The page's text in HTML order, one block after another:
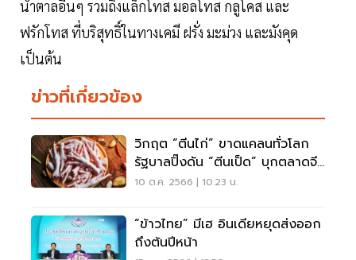
น้ำตาลอื่นๆ รวมถึงแล็กโทส มอลโทส กลูโคส และ
ฟรักโทส ที่บริสุทธิ์ในทางเคมี ฝรั่ง มะม่วง และมังคุด
เป็นต้น
ข่าวที่เกี่ยวข้อง
วิกฤต “ตีนไก่” ขาดแคลนทั่วโลก
รัฐบาลปิ๊งดัน “ตีนเป็ด” บุกตลาดจีน
แทน
10 ต.ค. 2566 | 10:23 น.
“ข้าวไทย” มีเฮ อินเดียหยุดส่งออก
ถึงต้นปีหน้า